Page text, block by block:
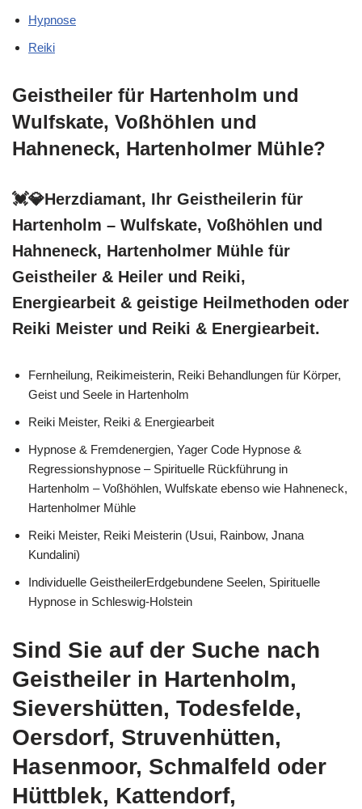
Hypnose
Reiki
Geistheiler für Hartenholm und
Wulfskate, Voßhöhlen und
Hahneneck, Hartenholmer Mühle?
💓️💎Herzdiamant, Ihr Geistheilerin für
Hartenholm – Wulfskate, Voßhöhlen und
Hahneneck, Hartenholmer Mühle für
Geistheiler & Heiler und Reiki,
Energiearbeit & geistige Heilmethoden oder
Reiki Meister und Reiki & Energiearbeit.
Fernheilung, Reikimeisterin, Reiki Behandlungen für Körper,
Geist und Seele in Hartenholm
Reiki Meister, Reiki & Energiearbeit
Hypnose & Fremdenergien, Yager Code Hypnose &
Regressionshypnose – Spirituelle Rückführung in
Hartenholm – Voßhöhlen, Wulfskate ebenso wie Hahneneck,
Hartenholmer Mühle
Reiki Meister, Reiki Meisterin (Usui, Rainbow, Jnana
Kundalini)
Individuelle GeistheilerErdgebundene Seelen, Spirituelle
Hypnose in Schleswig-Holstein
Sind Sie auf der Suche nach
Geistheiler in Hartenholm,
Sievershütten, Todesfelde,
Oersdorf, Struvenhütten,
Hasenmoor, Schmalfeld oder
Hüttblek, Kattendorf,